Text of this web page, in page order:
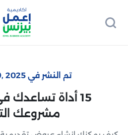
تم النشر في August 19, 2025
15 أداة تساعدك
مشروعك